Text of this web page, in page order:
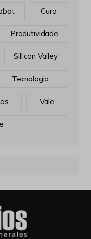
Ouro
Produtividade
Sillicon Valley
Tecnologia
Vale